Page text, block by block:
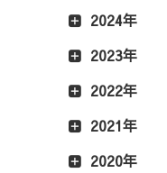
2024年
2023年
2022年
2021年
2020年